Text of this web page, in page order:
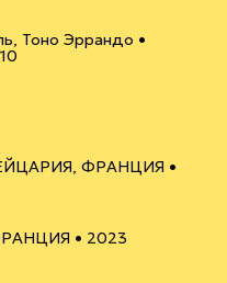
Тоно Эррандо •
ФРАНЦИЯ •6+
• 2023